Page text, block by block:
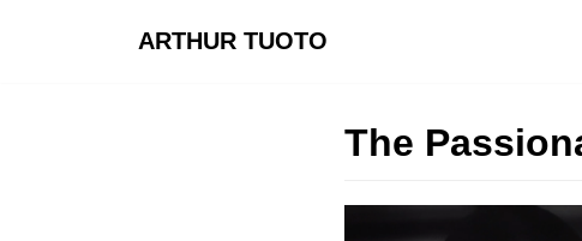
ARTHUR TUOTO
The